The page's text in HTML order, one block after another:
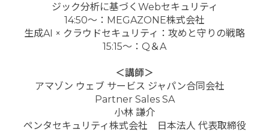
ジック分析に基づくWebセキュリティ
14:50～：MEGAZONE株式会社
生成AI × クラウドセキュリティ：攻めと守りの戦略
15:15～：Q＆A
＜講師＞
アマゾン ウェブ サービス ジャパン合同会社
Partner Sales SA
小林 謙介
ペンタセキュリティ株式会社 日本法人 代表取締役